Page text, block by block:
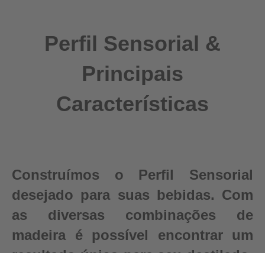
Perfil Sensorial &
Principais
Características
Construímos o Perfil Sensorial
desejado para suas bebidas. Com
as diversas combinações de
madeira é possível encontrar um